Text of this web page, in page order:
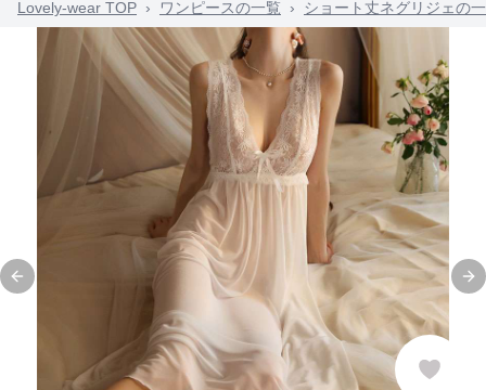
Lovely-wear TOP › ワンピースの一覧 › ショート丈ネグリジェの
Previous slide